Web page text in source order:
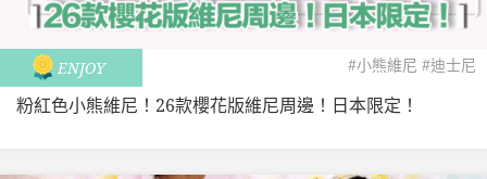
ENJOY #小熊維尼 #迪士尼
粉紅色小熊維尼！26款櫻花版維尼周邊！日本限定！